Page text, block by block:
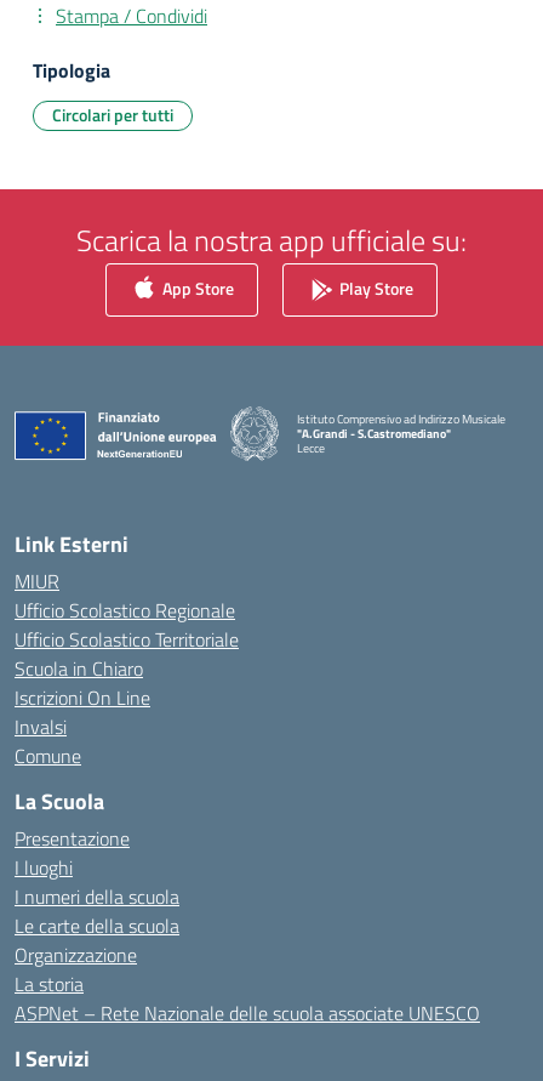
Stampa / Condividi
Tipologia
Circolari per tutti
Scarica la nostra app ufficiale su:
App Store Play Store
Istituto Comprensivo ad Indirizzo Musicale
"A.Grandi - S.Castromediano"
Lecce
Link Esterni
MIUR
Ufficio Scolastico Regionale
Ufficio Scolastico Territoriale
Scuola in Chiaro
Iscrizioni On Line
Invalsi
Comune
La Scuola
Presentazione
I luoghi
I numeri della scuola
Le carte della scuola
Organizzazione
La storia
ASPNet – Rete Nazionale delle scuola associate UNESCO
I Servizi